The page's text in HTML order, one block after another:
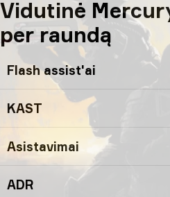
Vidutinė
per raundą
Flash assist'ai
KAST
Asistavimai
ADR